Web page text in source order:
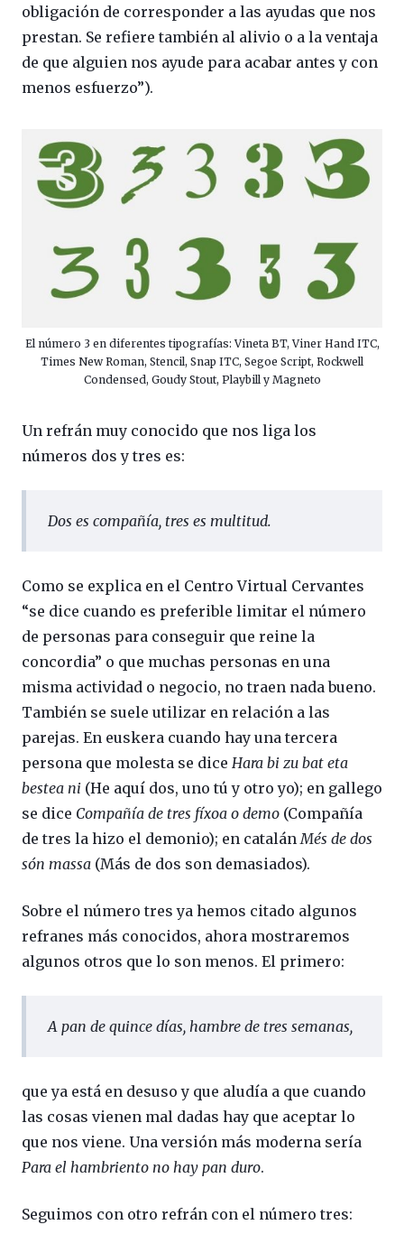
obligación de corresponder a las ayudas que nos
prestan. Se refiere también al alivio o a la ventaja
de que alguien nos ayude para acabar antes y con
menos esfuerzo”).
El número 3 en diferentes tipografías: Vineta BT, Viner Hand ITC,
Times New Roman, Stencil, Snap ITC, Segoe Script, Rockwell
Condensed, Goudy Stout, Playbill y Magneto
Un refrán muy conocido que nos liga los
números dos y tres es:
Dos es compañía, tres es multitud.
Como se explica en el Centro Virtual Cervantes
“se dice cuando es preferible limitar el número
de personas para conseguir que reine la
concordia” o que muchas personas en una
misma actividad o negocio, no traen nada bueno.
También se suele utilizar en relación a las
parejas. En euskera cuando hay una tercera
persona que molesta se dice Hara bi zu bat eta
bestea ni (He aquí dos, uno tú y otro yo); en gallego
se dice Compañía de tres fíxoa o demo (Compañía
de tres la hizo el demonio); en catalánMés de dos
són massa (Más de dos son demasiados).
Sobre el número tres ya hemos citado algunos
refranes más conocidos, ahora mostraremos
algunos otros que lo son menos. El primero:
A pan de quince días, hambre de tres semanas,
que ya está en desuso y que aludía a que cuando
las cosas vienen mal dadas hay que aceptar lo
que nos viene. Una versión más moderna sería
Para el hambriento no hay pan duro.
Seguimos con otro refrán con el número tres: